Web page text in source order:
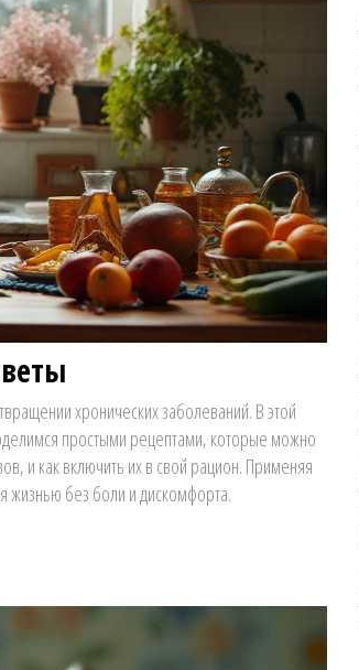
хронических заболеваний. В этой
простыми рецептами, которые можно
и как включить их в свой рацион. Применяя
жизнью без боли и дискомфорта.